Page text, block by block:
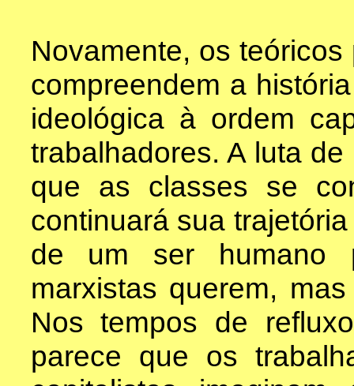
Novamente, os
compreendem a
ideológica à ordem
trabalhadores. A luta
que as classes se
continuará sua
de um ser humano
marxistas querem,
Nos tempos de
parece que os